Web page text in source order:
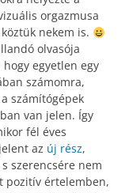
orgazmusa
nekem is.
olvasója
egyetlen egy
számomra,
számítógépek
van jelen. Így
fél éves
az új rész,
szerencsére nem
pozitív értelemben,